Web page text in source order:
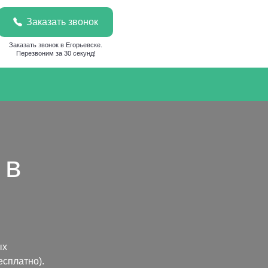
Заказать звонок
Заказать звонок в Егорьевске.
Перезвоним за 30 секунд!